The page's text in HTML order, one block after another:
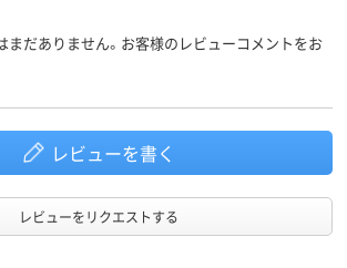
まだありません。お客様のレビューコメントをお
レビューを書く
レビューをリクエストする